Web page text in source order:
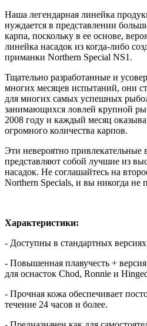
Наша легендарная линейка
нуждается в представлении
карпа, поскольку в ее основе,
линейка насадок из когда-либо
приманки Northern Special NS1.
Тщательно разработанные и
многих месяцев испытаний, они
для многих самых успешных
занимающихся ловлей крупной
2008 году и каждый месяц
огромного количества карпов.
Эти невероятно
представляют собой лучшие из
насадок. Не соглашайтесь на
Northern Specials, и вы никогда не
Характеристики:
- Доступны в стандартных
- Повышенная плавучесть +
для оснасток Chod, Ronnie и
- Прочная кожа обеспечивает
течение 24 часов и более.